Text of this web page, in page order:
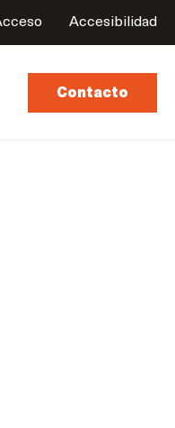
Accesibilidad
Contacto